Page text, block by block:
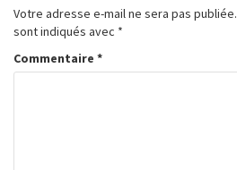
Votre adresse e-mail ne sera pas publiée.
sont indiqués avec *
Commentaire *